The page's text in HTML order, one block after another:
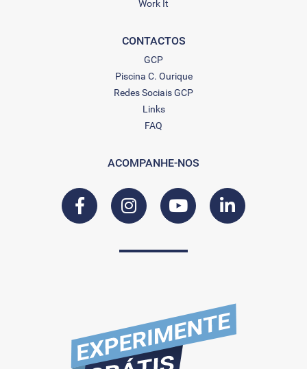
Work It
CONTACTOS
GCP
Piscina C. Ourique
Redes Sociais GCP
Links
FAQ
ACOMPANHE-NOS